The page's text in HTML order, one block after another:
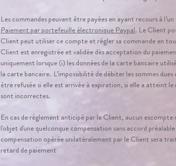
Les commandes peuvent être payées en ayant recours à
Paiement par portefeuille électronique Paypal. Le Client
Client peut utiliser ce compte et régler sa commande en
Client est enregistrée et validée dès acceptation du
uniquement lorsque (i) les données de la carte bancaire
la carte bancaire. L’impossibilité de débiter les sommes
être refusée si elle est arrivée à expiration, si elle a atteint
sont incorrectes.
En cas de règlement anticipé par le Client, aucun
l'objet d'une quelconque compensation sans accord
compensation opérée unilatéralement par le Client sera
retard de paiement